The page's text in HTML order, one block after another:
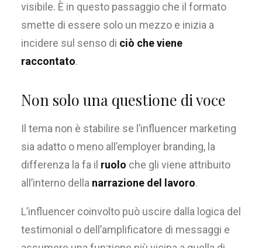
visibile. È in questo passaggio che il formato
smette di essere solo un mezzo e inizia a
incidere sul senso di ciò che viene
raccontato.
Non solo una questione di voce
Il tema non è stabilire se l’influencer marketing
sia adatto o meno all’employer branding, la
differenza la fa il ruolo che gli viene attribuito
all’interno della narrazione del lavoro.
L’influencer coinvolto può uscire dalla logica del
testimonial o dell’amplificatore di messaggi e